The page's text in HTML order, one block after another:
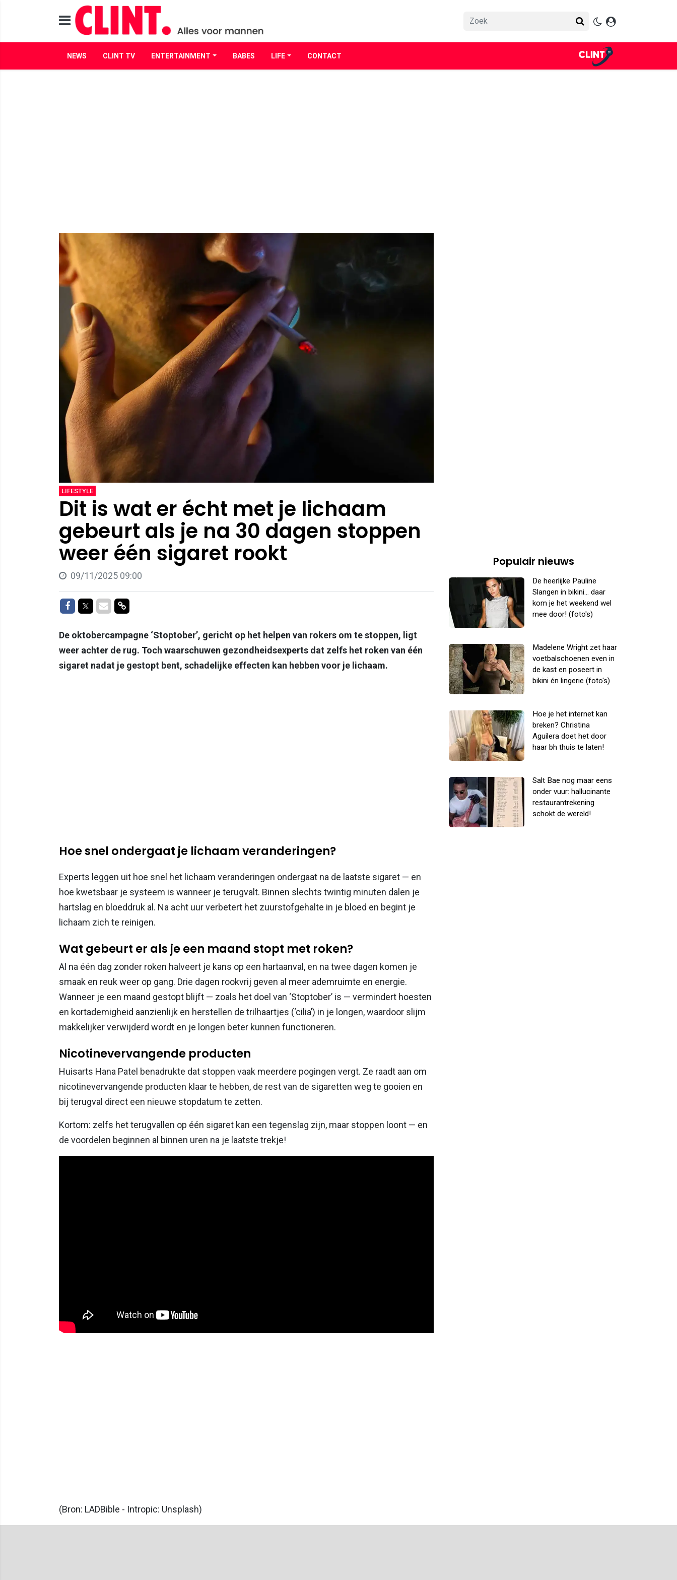
NEWS CLINT TV ENTERTAINMENT BABES LIFE CONTACT
LIFESTYLE
Dit is wat er écht met je lichaam
gebeurt als je na 30 dagen stoppen
weer één sigaret rookt
09/11/2025 09:00
Delen op Facebook
Delen op Twitter
Delen via Mail
Delen via link
De oktobercampagne ‘Stoptober’, gericht op het helpen van rokers om te stoppen, ligt
weer achter de rug. Toch waarschuwen gezondheids­experts dat zelfs het roken van één
sigaret nadat je gestopt bent, schadelijke effecten kan hebben voor je lichaam.
Hoe snel ondergaat je lichaam veranderingen?
Experts leggen uit hoe snel het lichaam veranderingen ondergaat na de laatste sigaret — en
hoe kwetsbaar je systeem is wanneer je terugvalt. Binnen slechts twintig minuten dalen je
hartslag en bloeddruk al. Na acht uur verbetert het zuurstofgehalte in je bloed en begint je
lichaam zich te reinigen.
Wat gebeurt er als je een maand stopt met roken?
Al na één dag zonder roken halveert je kans op een hartaanval, en na twee dagen komen je
smaak en reuk weer op gang. Drie dagen rookvrij geven al meer adem­ruimte en energie.
Wanneer je een maand gestopt blijft — zoals het doel van ‘Stoptober’ is — vermindert hoesten
en kortademigheid aanzienlijk en herstellen de trilhaartjes (‘cilia’) in je longen, waardoor slijm
makkelijker verwijderd wordt en je longen beter kunnen functioneren.
Nicotinevervangende producten
Huisarts Hana Patel benadrukte dat stoppen vaak meerdere pogingen vergt. Ze raadt aan om
nicotinevervangende producten klaar te hebben, de rest van de sigaretten weg te gooien en
bij terugval direct een nieuwe stopdatum te zetten.
Kortom: zelfs het terugvallen op één sigaret kan een tegenslag zijn, maar stoppen loont — en
de voordelen beginnen al binnen uren na je laatste trekje!
(Bron: LADBible - Intropic: Unsplash)
Populair nieuws
De heerlijke Pauline
Slangen in bikini... daar
kom je het weekend wel
mee door! (foto's)
Madelene Wright zet haar
voetbalschoenen even in
de kast en poseert in
bikini én lingerie (foto's)
Hoe je het internet kan
breken? Christina
Aguilera doet het door
haar bh thuis te laten!
Salt Bae nog maar eens
onder vuur: hallucinante
restaurantrekening
schokt de wereld!